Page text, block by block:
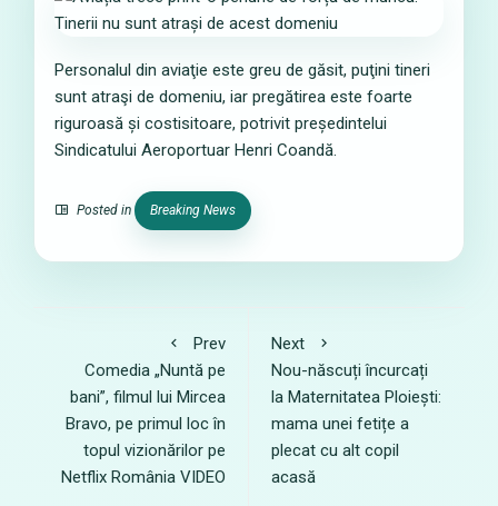
Personalul din aviaţie este greu de găsit, puţini tineri
sunt atraşi de domeniu, iar pregătirea este foarte
riguroasă și costisitoare, potrivit președintelui
Sindicatului Aeroportuar Henri Coandă.
Posted in Breaking News
Prev
Comedia „Nuntă pe
bani”, filmul lui Mircea
Bravo, pe primul loc în
topul vizionărilor pe
Netflix România VIDEO
Next
Nou-născuți încurcați
la Maternitatea Ploiești:
mama unei fetițe a
plecat cu alt copil
acasă